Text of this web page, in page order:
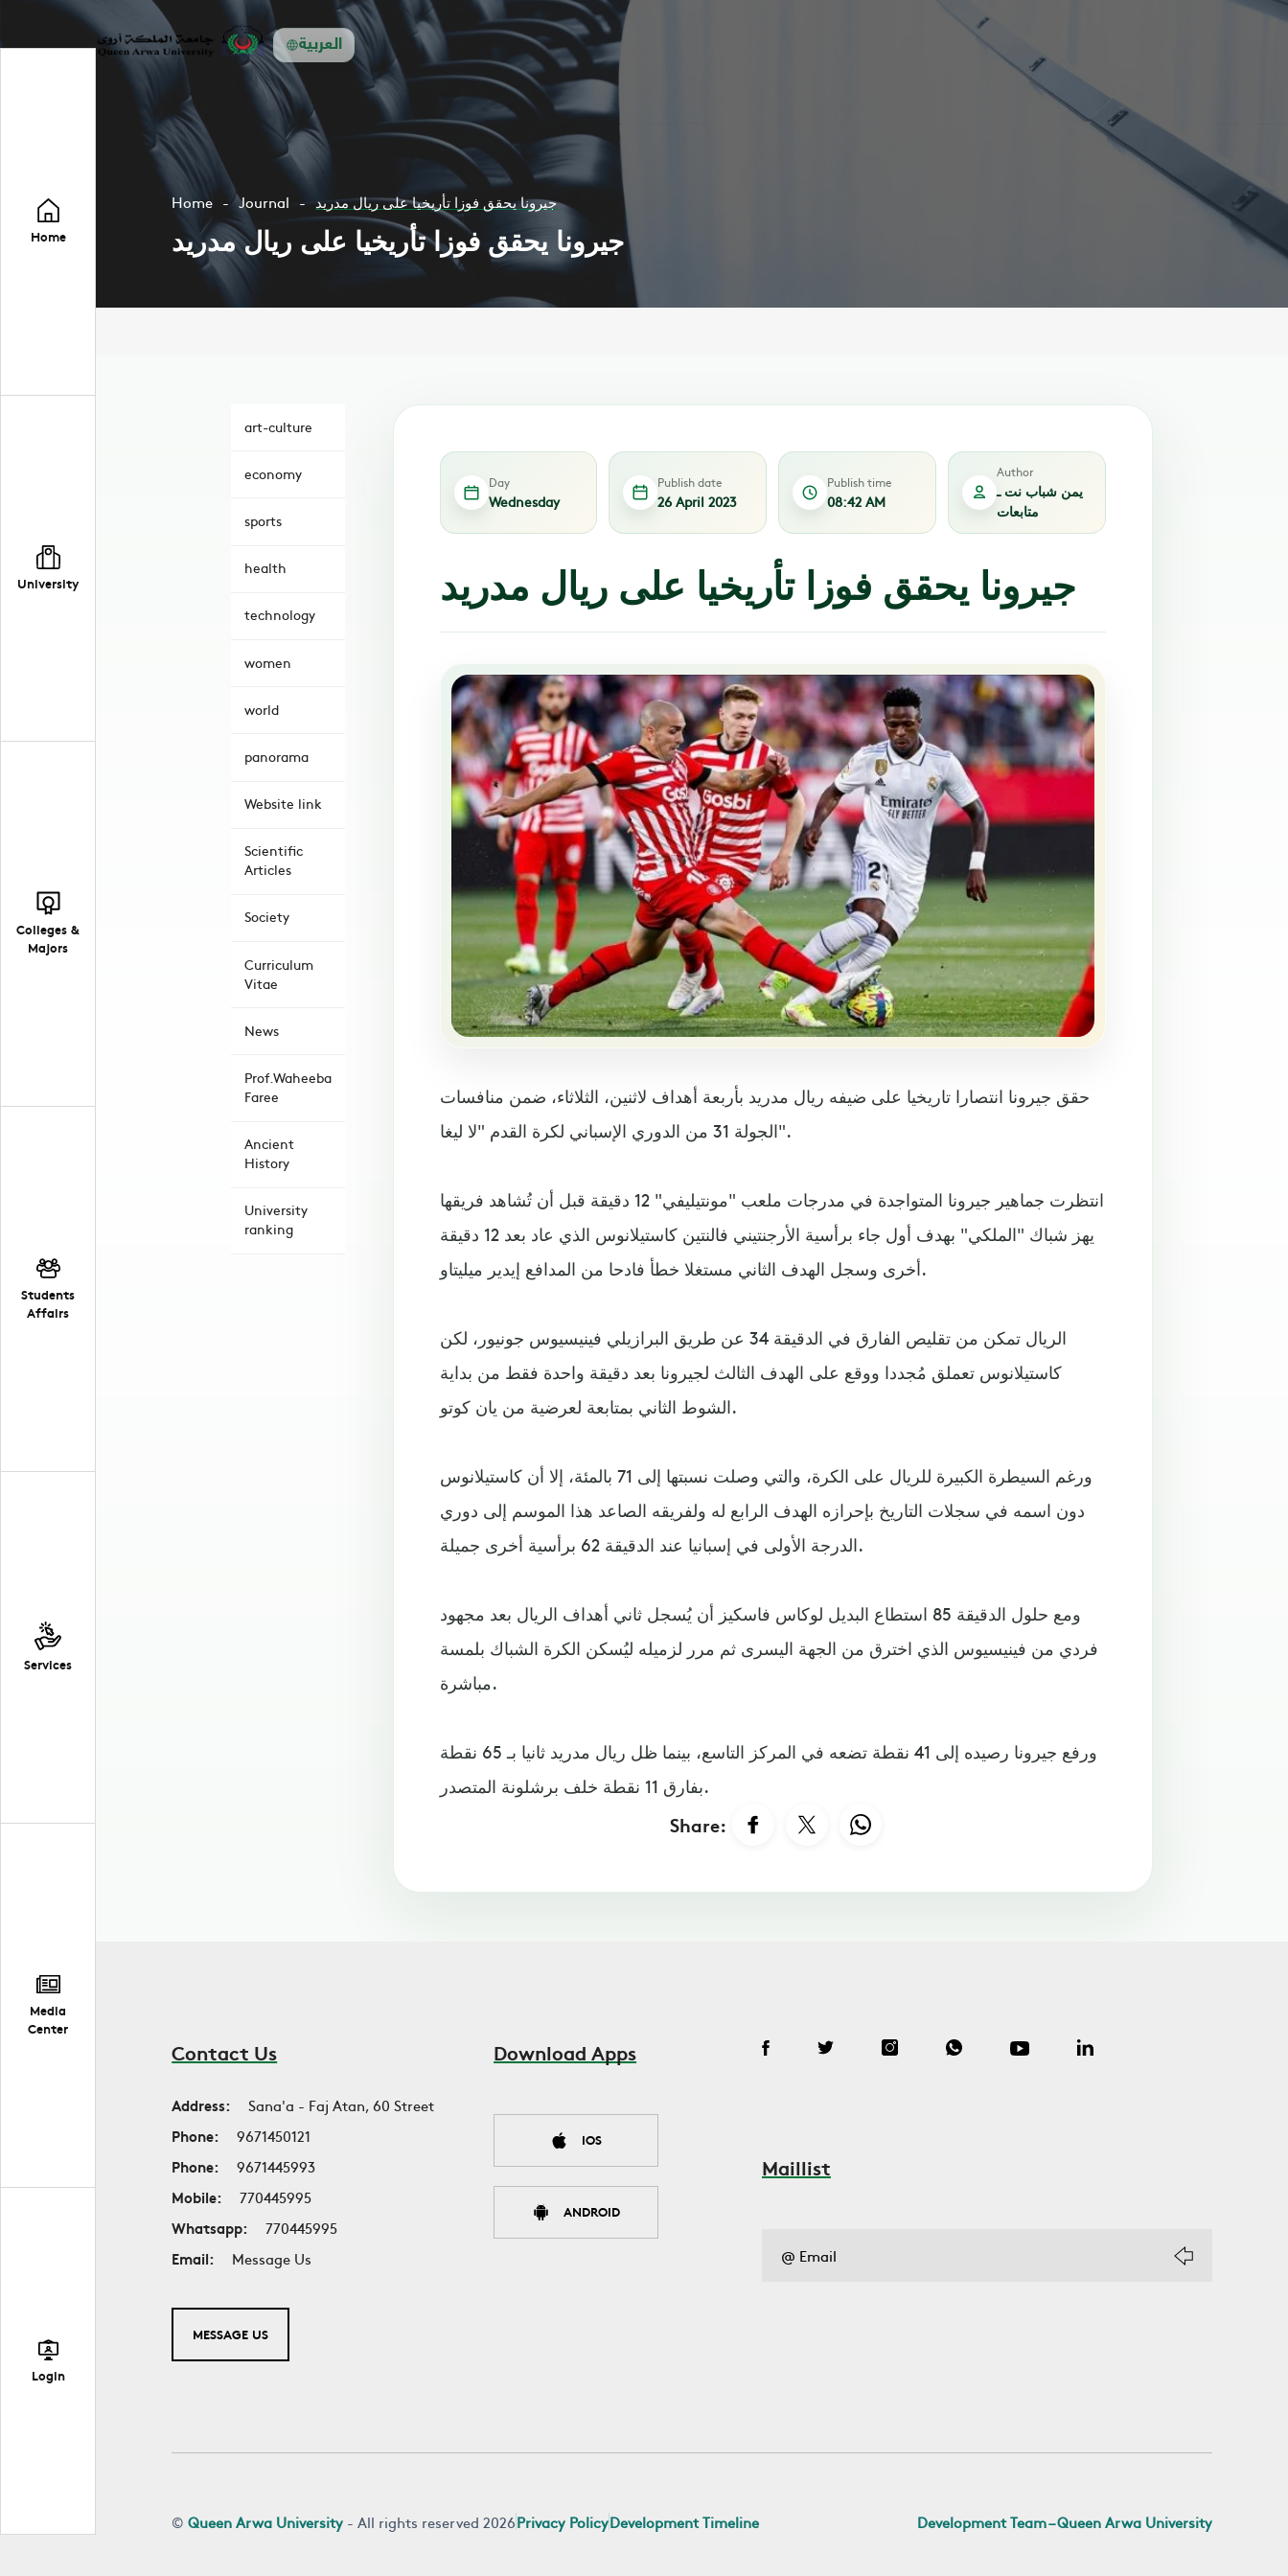
العربية
Home
University
Colleges &
Majors
Students
Affairs
Services
Media
Center
Login
Home Journal جيرونا يحقق فوزا تأريخيا على ريال مدريد
جيرونا يحقق فوزا تأريخيا على ريال مدريد
art-culture
economy
sports
health
technology
women
world
panorama
Website link
Scientific
Articles
Society
Curriculum
Vitae
News
Prof.Waheeba
Faree
Ancient
History
University
ranking
Day
Wednesday
Publish date
26 April 2023
Publish time
08:42 AM
Author
يمن شباب نت ـ
متابعات
جيرونا يحقق فوزا تأريخيا على ريال مدريد
حقق جيرونا انتصارا تاريخيا على ضيفه ريال مدريد بأربعة أهداف لاثنين، الثلاثاء، ضمن منافسات
الجولة 31 من الدوري الإسباني لكرة القدم "لا ليغا".
انتظرت جماهير جيرونا المتواجدة في مدرجات ملعب "مونتيليفي" 12 دقيقة قبل أن تُشاهد فريقها
يهز شباك "الملكي" بهدف أول جاء برأسية الأرجنتيني فالنتين كاستيلانوس الذي عاد بعد 12 دقيقة
أخرى وسجل الهدف الثاني مستغلا خطأ فادحا من المدافع إيدير ميليتاو.
الريال تمكن من تقليص الفارق في الدقيقة 34 عن طريق البرازيلي فينيسيوس جونيور، لكن
كاستيلانوس تعملق مُجددا ووقع على الهدف الثالث لجيرونا بعد دقيقة واحدة فقط من بداية
الشوط الثاني بمتابعة لعرضية من يان كوتو.
ورغم السيطرة الكبيرة للريال على الكرة، والتي وصلت نسبتها إلى 71 بالمئة، إلا أن كاستيلانوس
دون اسمه في سجلات التاريخ بإحرازه الهدف الرابع له ولفريقه الصاعد هذا الموسم إلى دوري
الدرجة الأولى في إسبانيا عند الدقيقة 62 برأسية أخرى جميلة.
ومع حلول الدقيقة 85 استطاع البديل لوكاس فاسكيز أن يُسجل ثاني أهداف الريال بعد مجهود
فردي من فينيسيوس الذي اخترق من الجهة اليسرى ثم مرر لزميله ليُسكن الكرة الشباك بلمسة
مباشرة.
ورفع جيرونا رصيده إلى 41 نقطة تضعه في المركز التاسع، بينما ظل ريال مدريد ثانيا بـ 65 نقطة
بفارق 11 نقطة خلف برشلونة المتصدر. ​​​​​​​
Share:
Contact Us
Address:
Sana'a - Faj Atan, 60 Street
Phone:
9671450121
Phone:
9671445993
Mobile:
770445995
Whatsapp:
770445995
Email:
Message Us
MESSAGE US
Download Apps
IOS
ANDROID
Maillist
©Queen Arwa University - All rights reserved 2026Privacy PolicyDevelopment Timeline Development Team – Queen Arwa University